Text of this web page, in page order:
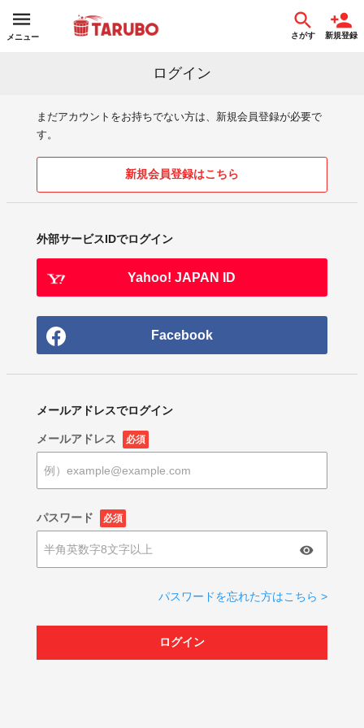
メニュー さがす 新規登録
ログイン
まだアカウントをお持ちでない方は、新規会員登録が必要で
す。
新規会員登録はこちら
外部サービスIDでログイン
Yahoo! JAPAN ID
Facebook
メールアドレスでログイン
メールアドレス 必須
パスワード 必須
パスワードを忘れた方はこちら >
ログイン